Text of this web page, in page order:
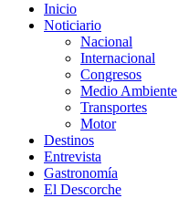
Inicio
Noticiario
Nacional
Internacional
Congresos
Medio Ambiente
Transportes
Motor
Destinos
Entrevista
Gastronomía
El Descorche